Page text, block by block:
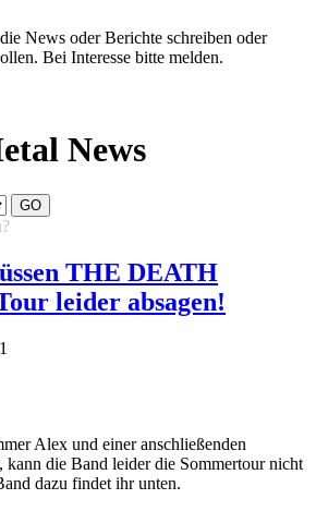
News oder Berichte schreiben oder
Bei Interesse bitte melden.
News
THE DEATH
leider absagen!
Alex und einer anschließenden
kann die Band leider die Sommertour nicht
dazu findet ihr unten.